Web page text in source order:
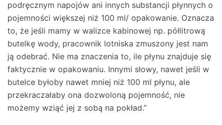
podręcznym napojów ani innych substancji płynnych o
pojemności większej niż 100 ml/ opakowanie. Oznacza
to, że jeśli mamy w walizce kabinowej np. półlitrową
butelkę wody, pracownik lotniska zmuszony jest nam
ją odebrać. Nie ma znaczenia to, ile płynu znajduje się
faktycznie w opakowaniu. Innymi słowy, nawet jeśli w
butelce byłoby nawet mniej niż 100 ml płynu, ale
przekraczałaby ona dozwoloną pojemność, nie
możemy wziąć jej z sobą na pokład.”